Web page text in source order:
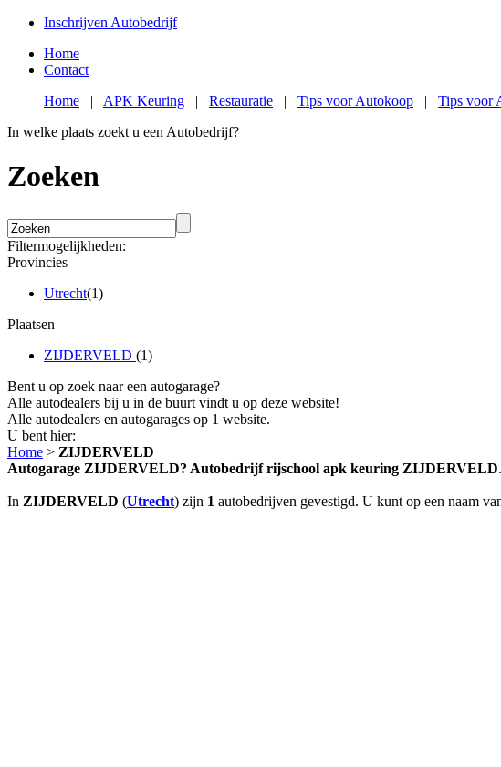
Inschrijven Autobedrijf
Home
Contact
Home | APK Keuring | Restauratie | Tips voor Autokoop | Tips voor
In welke plaats zoekt u een Autobedrijf?
Zoeken
Filtermogelijkheden:
Provincies
Utrecht(1)
Plaatsen
ZIJDERVELD (1)
Bent u op zoek naar een autogarage?
Alle autodealers bij u in de buurt vindt u op deze website!
Alle autodealers en autogarages op 1 website.
U bent hier:
Home > ZIJDERVELD
Autogarage ZIJDERVELD? Autobedrijf rijschool apk keuring ZIJDERVELD.
In ZIJDERVELD (Utrecht) zijn 1 autobedrijven gevestigd. U kunt op een naam